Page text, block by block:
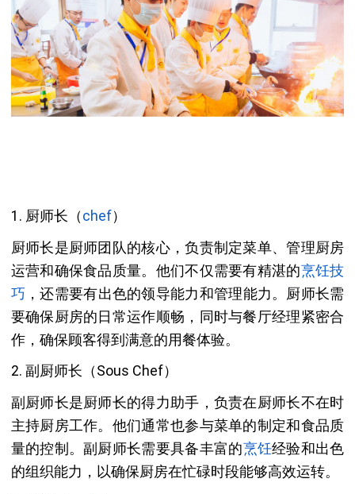
1. 厨师长（chef）
厨师长是厨师团队的核心，负责制定菜单、管理厨房
运营和确保食品质量。他们不仅需要有精湛的烹饪技
巧 ，还需要有出色的领导能力和管理能力。厨师长需
要确保厨房的日常运作顺畅，同时与餐厅经理紧密合
作，确保顾客得到满意的用餐体验。
2. 副厨师长（Sous Chef）
副厨师长是厨师长的得力助手，负责在厨师长不在时
主持厨房工作。他们通常也参与菜单的制定和食品质
量的控制。副厨师长需要具备丰富的烹饪经验和出色
的组织能力，以确保厨房在忙碌时段能够高效运转。